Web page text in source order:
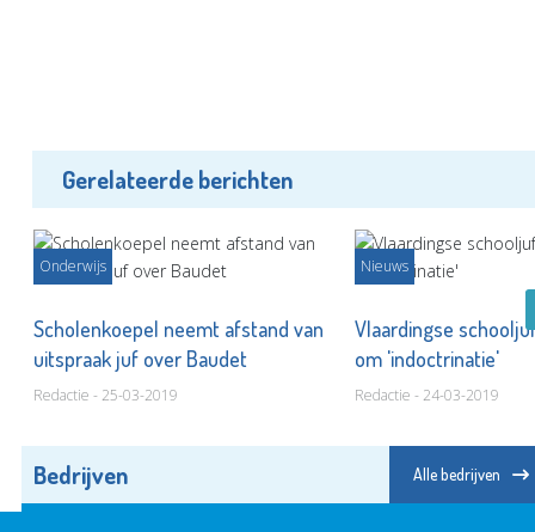
Gerelateerde berichten
Onderwijs
Scholenkoepel neemt afstand van
uitspraak juf over Baudet
Redactie - 25-03-2019
Nieuws
Vlaardingse
om 'indoctrinatie'
Redactie - 24-03-2019
Bedrijven Alle bedrijven